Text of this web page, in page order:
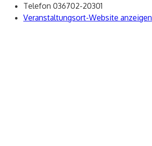
Telefon 036702-20301
Veranstaltungsort-Website anzeigen